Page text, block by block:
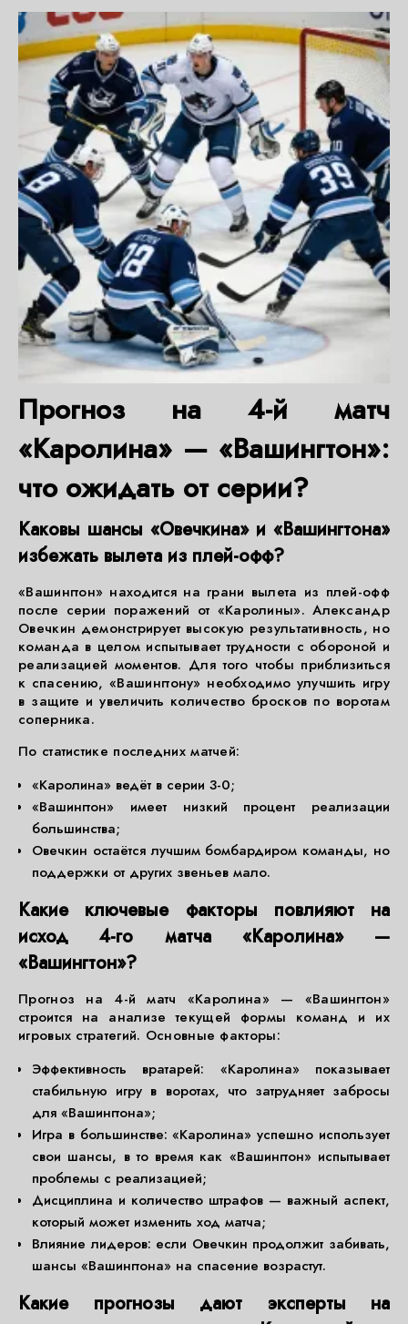
Прогноз на 4-й матч
«Каролина» — «Вашингтон»:
что ожидать от серии?
Каковы шансы «Овечкина» и «Вашингтона»
избежать вылета из плей-офф?
«Вашингтон» находится на грани вылета из плей-офф
после серии поражений от «Каролины». Александр
Овечкин демонстрирует высокую результативность, но
команда в целом испытывает трудности с обороной и
реализацией моментов. Для того чтобы приблизиться
к спасению, «Вашингтону» необходимо улучшить игру
в защите и увеличить количество бросков по воротам
соперника.
По статистике последних матчей:
«Каролина» ведёт в серии 3-0;
«Вашингтон» имеет низкий процент реализации
большинства;
Овечкин остаётся лучшим бомбардиром команды, но
поддержки от других звеньев мало.
Какие ключевые факторы повлияют на
исход 4-го матча «Каролина» —
«Вашингтон»?
Прогноз на 4-й матч «Каролина» — «Вашингтон»
строится на анализе текущей формы команд и их
игровых стратегий. Основные факторы:
Эффективность вратарей: «Каролина» показывает
стабильную игру в воротах, что затрудняет забросы
для «Вашингтона»;
Игра в большинстве: «Каролина» успешно использует
свои шансы, в то время как «Вашингтон» испытывает
проблемы с реализацией;
Дисциплина и количество штрафов — важный аспект,
который может изменить ход матча;
Влияние лидеров: если Овечкин продолжит забивать,
шансы «Вашингтона» на спасение возрастут.
Какие прогнозы дают эксперты на